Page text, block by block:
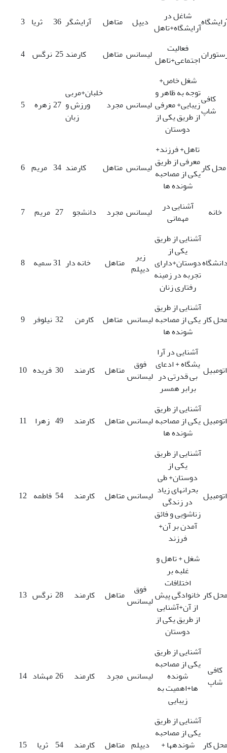
شاغل در
آرایشگاه+تاهل دیپل متاهل آرایشگر 36 ثریا 3
فعالیت
اجتماعی+تاهل لیسانس متاهل کارمند25 نرگس 4
کافی
شاپ
شغل خاص+
توجه به ظاهر و
زیبایی+ معرفی
از طریق یکی از
دوستان
لیسانس مجرد
خلبان+مربی
ورزش و
زبان
27زهره 5
محل کار
تاهل+ فرزند+
معرفی از طریق
یکی از مصاحبه
شونده ها
لیسانس متاهل کارمند 34 مریم 6
خانه
آشنایی در
مهمانی
لیسانس مجرد دانشجو 27 مریم 7
آشنایی از طریق
یکی از
دوستان+دارای
تجربه در زمینه
رفتاری زنان
زیر
دیپلم متاهل خانه دار 31سمیه 8
محل کار
آشنایی از طریق
یکی از مصاحبه
شونده ها
لیسانس متاهل کارمن 32 نیلوفر 9
اتومبیل
آشنایی در آرا
یشگاه + ادعای
بی قدرتی در
برابر همسر
فوق
لیسانسمتاهل کارمند 30 فریده 10
اتومبیل
آشنایی از طریق
یکی از مصاحبه
شونده ها
لیسانسمتاهل کارمند 49 زهرا 11
اتومبیل
آشنایی از طریق
یکی از
دوستان+ طی
بحرانهای زیاد
در زندگی
زناشویی و فائق
آمدن بر آن+
فرزند
لیسانسمتاهل کارمند 54 فاطمه 12
محل کار
شغل + تاهل و
غلبه بر
اختلافات
خانوادگی پیش
از آن+آشنایی
از طریق یکی از
دوستان
فوق
لیسانسمتاهل کارمند 28 نرگس 13
کافی
شاپ
آشنایی از طریق
یکی از مصاحبه
شونده
ها+اهمیت به
زیبایی
لیسانس مجرد کارمند 26مهشاد 14
محل کار
آشنایی از طریق
یکی از مصاحبه
شونده­ها +
دیپلم متاهل کارمند 54 ثریا 15